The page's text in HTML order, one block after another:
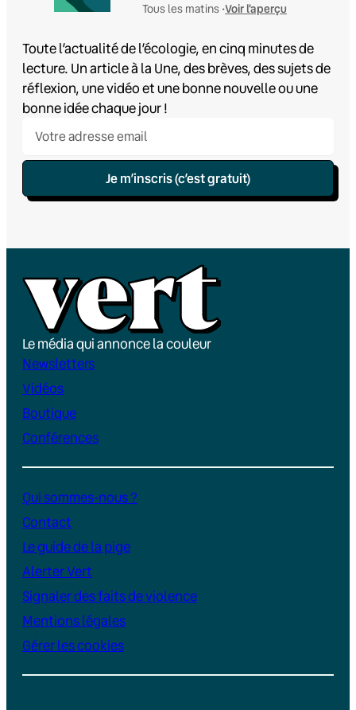
Tous les matins •Voir l'aperçu
Toute l’actualité de l’écologie, en cinq minutes de
lecture. Un article à la Une, des brèves, des sujets de
réflexion, une vidéo et une bonne nouvelle ou une
bonne idée chaque jour !
Je m’inscris (c’est gratuit)
Le média qui annonce la couleur
Newsletters
Vidéos
Boutique
Conférences
Qui sommes-nous ?
Contact
Le guide de la pige
Alerter Vert
Signaler des faits de violence
Mentions légales
Gérer les cookies